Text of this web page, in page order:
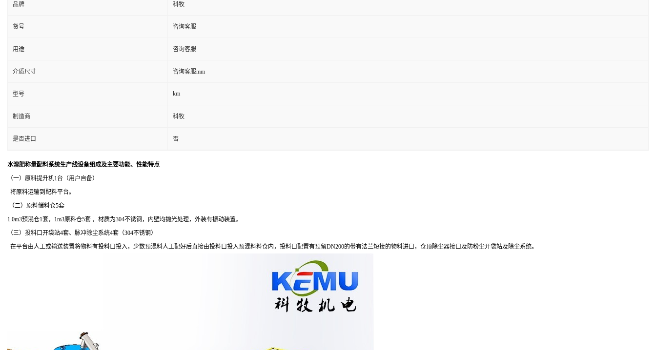
品牌 科牧
货号 咨询客服
用途 咨询客服
介质尺寸 咨询客服mm
型号 km
制造商 科牧
是否进口 否
水溶肥称量配料系统生产线设备组成及主要功能、性能特点
（一）原料提升机1台（用户自备）
将原料运输到配料平台。
（二）原料储料仓5套
1.0m3预混仓1套， 1m3原料仓5套 ，材质为304不锈钢，内壁均抛光处理，外装有振动装置。
（三）投料口开袋站4套、脉冲除尘系统4套（304不锈钢）
在平台由人工或输送装置将物料有投料口投入，少数预混料人工配好后直接由投料口投入预混料料仓内，投料口配置有预留DN200的带有法兰短接的物料进口，仓顶除尘器接口及防粉尘开袋站及除尘系统。